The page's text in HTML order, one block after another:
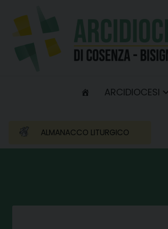
content
ARCIDIOCESI
ALMANACCO LITURGICO